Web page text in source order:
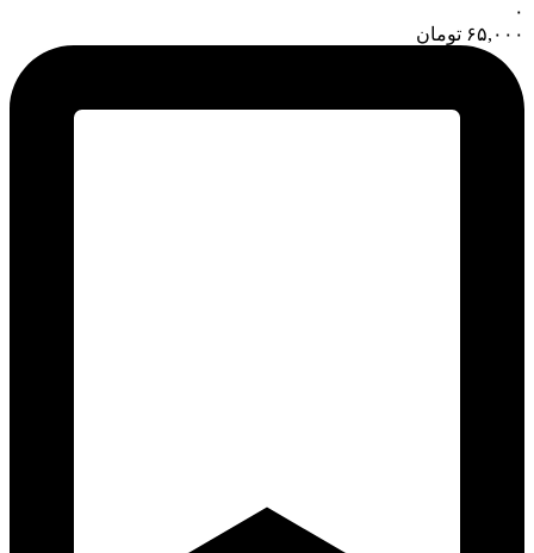
۰
۶۵,۰۰۰ تومان